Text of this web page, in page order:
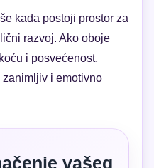
kada postoji prostor za
razvoj. Ako oboje
i posvećenost,
zanimljiv i emotivno
vašeg